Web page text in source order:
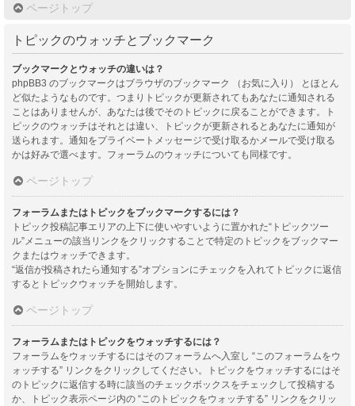
ページトップ
トピックのウォッチとブックマーク
ブックマークとウォッチの違いは？
phpBB3 のブックマークはブラウザのブックマーク （お気に入り） とほとん
ど似たようなものです。つまりトピックが更新されてもあなたに通知される
ことはありませんが、あなたは後でそのトピックに戻ることができます。ト
ピックのウォッチはそれとは違い、トピックが更新されるとあなたに通知が
送られます。通知をプライベートメッセージで受け取るかメールで受け取る
かは好みで選べます。フォーラムのウォッチについても同様です。
ページトップ
フォーラムまたはトピックをブックマークするには？
トピック投稿記事エリアの上下に使いやすいように置かれた“トピックツー
ル”メニューの該当リンクをクリックすることで特定のトピックをブックマー
クまたはウォッチできます。
“返信が投稿されたら通知する”オプションにチェックを入れてトピックに返信
するとトピックウォッチを開始します。
ページトップ
フォーラムまたはトピックをウォッチするには？
フォーラムをウォッチするにはそのフォーラムへ入室し “このフォーラムをウ
ォッチする” リンクをクリックしてください。トピックをウォッチするにはそ
のトピックに返信する時に該当のチェックボックスをチェックして投稿する
か、トピック表示ページ内の “このトピックをウォッチする” リンクをクリッ